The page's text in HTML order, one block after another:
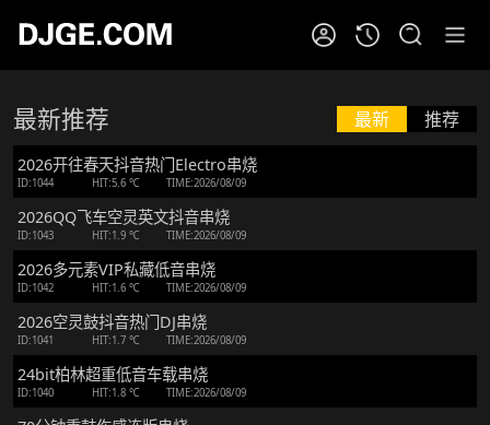
最新推荐 最新 推荐
2026开往春天抖音热门Electro串烧
ID:1044 HIT:5.6 ℃ TIME:2026/08/09
2026QQ飞车空灵英文抖音串烧
ID:1043 HIT:1.9 ℃ TIME:2026/08/09
2026多元素VIP私藏低音串烧
ID:1042 HIT:1.6 ℃ TIME:2026/08/09
2026空灵鼓抖音热门DJ串烧
ID:1041 HIT:1.7 ℃ TIME:2026/08/09
24bit柏林超重低音车载串烧
ID:1040 HIT:1.8 ℃ TIME:2026/08/09